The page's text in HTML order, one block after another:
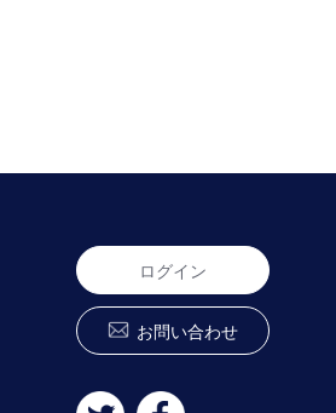
ログイン
お問い合わせ